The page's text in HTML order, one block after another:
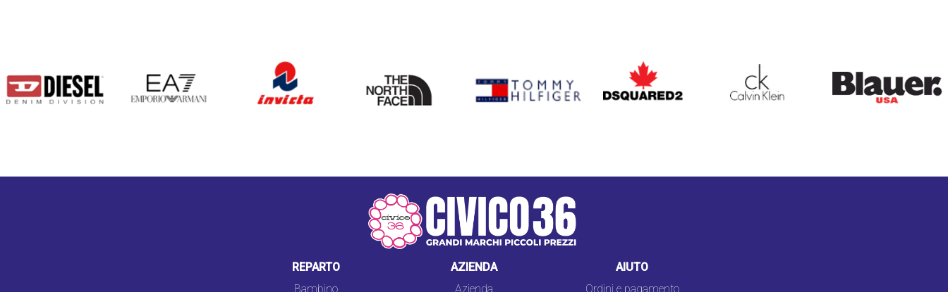
INVICTA
NORTH
FACE
DSQUARED2 CALVIN KLEIN
REPARTO
Bambino
AZIENDA
Azienda
AIUTO
Ordini e pagamento